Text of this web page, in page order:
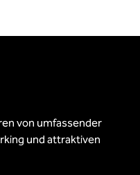
von umfassender
und attraktiven